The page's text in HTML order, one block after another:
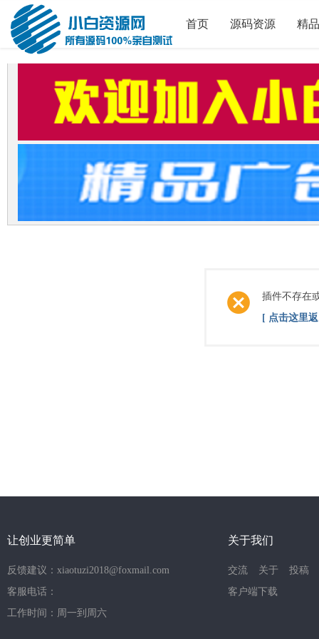
首页 源码资源 精
插件不存在
[ 点击这里
让创业更简单
反馈建议：xiaotuzi2018@foxmail.com
客服电话：
工作时间：周一到周六
关于我们
交流 关于
投稿
客户端下载